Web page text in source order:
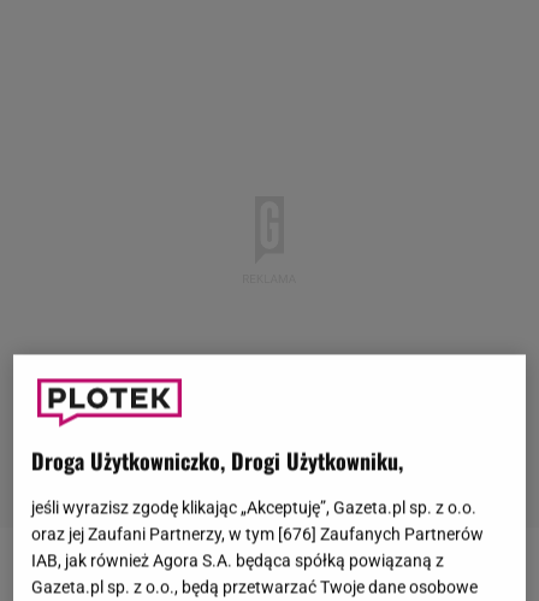
Katarzyna Cichopeki Maciej Kurzajewskisą
Droga Użytkowniczko, Drogi Użytkowniku,
jeśli wyrazisz zgodę klikając „Akceptuję”, Gazeta.pl sp. z o.o.
oraz jej Zaufani Partnerzy, w tym [676] Zaufanych Partnerów
IAB, jak również Agora S.A. będąca spółką powiązaną z
Gazeta.pl sp. z o.o., będą przetwarzać Twoje dane osobowe